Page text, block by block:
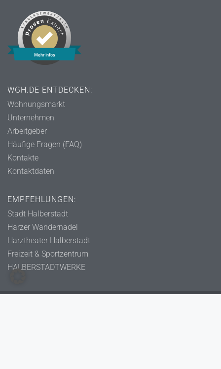
Mehr Infos
WGH.DE ENTDECKEN:
Wohnungsmarkt
Unternehmen
Arbeitgeber
Häufige Fragen (FAQ)
Kontakte
Kontaktdaten
EMPFEHLUNGEN:
Stadt Halberstadt
Harzer Wandernadel
Harztheater Halberstadt
Freizeit & Sportzentrum
HALBERSTADTWERKE